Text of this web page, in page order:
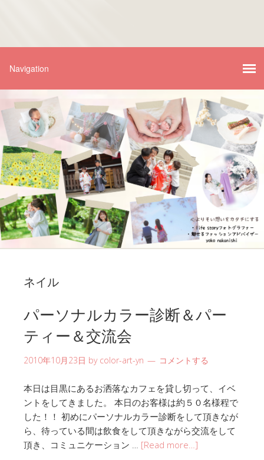
ネイル
パーソナルカラー診断＆パー
ティー＆交流会
2010年10月23日 by color-art-yn コメントする
本日は目黒にあるお洒落なカフェを貸し切って、イベ
ントをしてきました。 本日のお客様は約５０名様程で
した！！ 初めにパーソナルカラー診断をして頂きなが
ら、待っている間は飲食をして頂きながら交流をして
頂き、コミュニケーション … [Read more…]